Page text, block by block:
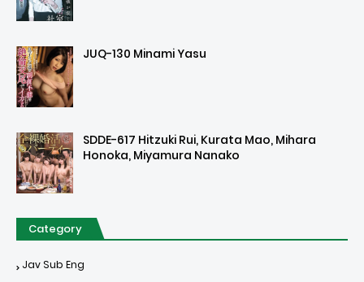
JUQ-130 Minami Yasu
SDDE-617 Hitzuki Rui, Kurata Mao, Mihara
Honoka, Miyamura Nanako
Category
Jav Sub Eng